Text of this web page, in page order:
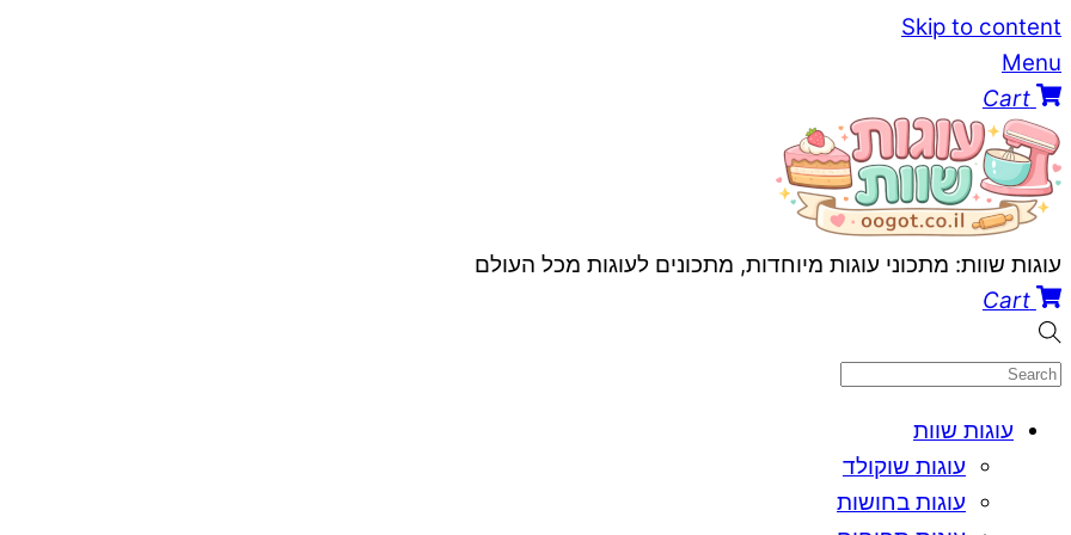
Skip to content
Menu
Cart
עוגות שוות: מתכוני עוגות מיוחדות, מתכונים לעוגות מכל העולם
Cart
עוגות שוות
עוגות שוקולד
עוגות בחושות